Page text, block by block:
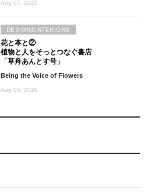
Aug 07, 2026
花と本と②
植物と人をそっとつなぐ書店
「草舟あんとす号」
Being the Voice of Flowers
Aug 06, 2026
DESIGN&INTERIORS